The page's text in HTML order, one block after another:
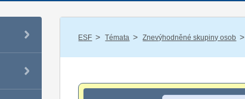
ESF / Témata / Znevýhodněné skupiny osob /